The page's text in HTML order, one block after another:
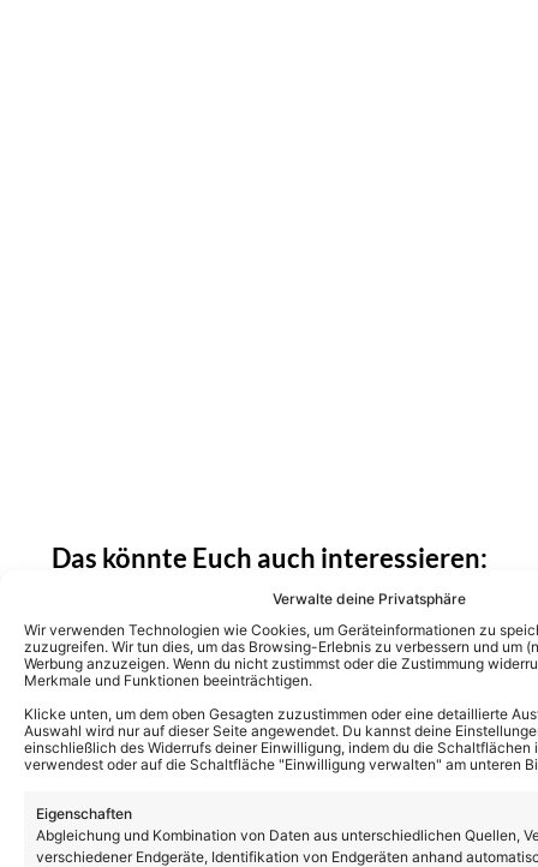
Verwalte deine Privatsphäre
Wir verwenden Technologien wie Cookies, um Geräteinformationen zu
zuzugreifen. Wir tun dies, um das Browsing-Erlebnis zu verbessern und um
Werbung anzuzeigen. Wenn du nicht zustimmst oder die Zustimmung
Merkmale und Funktionen beeinträchtigen.
Klicke unten, um dem oben Gesagten zuzustimmen oder eine detaillierte
Auswahl wird nur auf dieser Seite angewendet. Du kannst deine
einschließlich des Widerrufs deiner Einwilligung, indem du die
verwendest oder auf die Schaltfläche "Einwilligung verwalten" am unteren
Eigenschaften
Abgleichung und Kombination von Daten aus unterschiedlichen Quellen,
verschiedener Endgeräte, Identifikation von Endgeräten anhand
Das könnte Euch auch interessieren:
im Herbst 2026 auf Tour!
Schnee (Offizielles Musikvideo)
– hier Hintergrundinfos zu den Songs